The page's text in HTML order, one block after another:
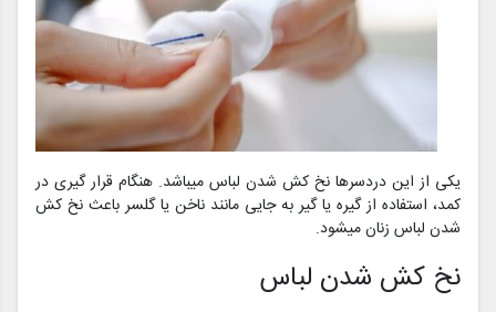
یکی از این دردسرها نخ کش شدن لباس میباشد. هنگام قرار گیری در
کمد، استفاده از گیره یا گیر به جایی مانند ناخن یا گلسر باعث نخ کش
شدن لباس زنان میشود.
نخ کش شدن لباس